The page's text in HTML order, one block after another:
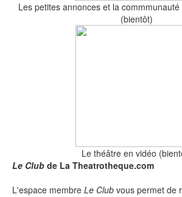
Les petites annonces et la
(bientôt)
Le théâtre en vidéo
Le Club de La Theatrotheque.com
L'espace membre Le Club vous permet de